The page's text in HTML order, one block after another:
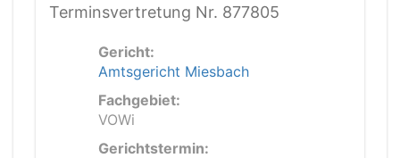
Terminsvertretung Nr. 877805
Gericht:
Amtsgericht Miesbach
Fachgebiet:
VOWi
Gerichtstermin: